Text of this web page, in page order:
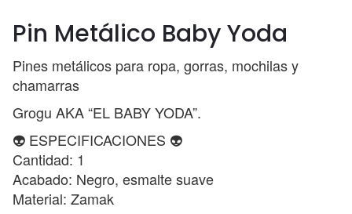
Pin Metálico Baby Yoda
Pines metálicos para ropa, gorras, mochilas y
chamarras
Grogu AKA “EL BABY YODA”.
👽 ESPECIFICACIONES 👽
Cantidad: 1
Acabado: Negro, esmalte suave
Material: Zamak